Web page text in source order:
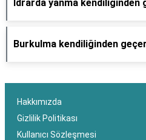
İdrarda yanma kendiliğinden
Burkulma kendiliğinden
Hakkımızda
Gizlilik Politikası
Kullanıcı Sözleşmesi